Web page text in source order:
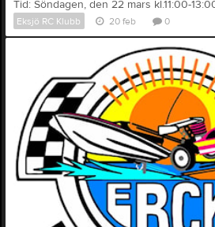
Eksjö RC Klubb 20 feb 0